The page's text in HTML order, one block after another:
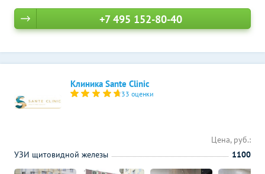
+7 495 152-80-40
Клиника Sante Clinic
33 оценки
Цена, руб.:
УЗИ щитовидной железы
1100